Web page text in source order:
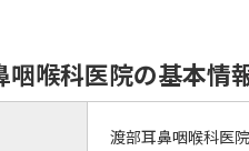
咽喉科医院の基本情
渡部耳鼻咽喉科医院